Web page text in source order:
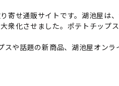
寄せ通販サイトです。湖池屋
化させました。ポテトチップ
や話題の新商品、湖池屋オン